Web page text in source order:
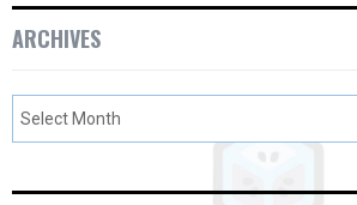
ARCHIVES